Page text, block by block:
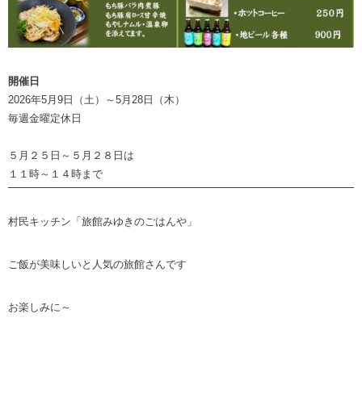
開催日
2026年5月9日（土）～5月28日（木）
毎週金曜定休日
５月２５日～５月２８日は
１１時～１４時まで
村民キッチン「旅館みゆきのごはんや」
ご飯が美味しいと人気の旅館さんです
お楽しみに～